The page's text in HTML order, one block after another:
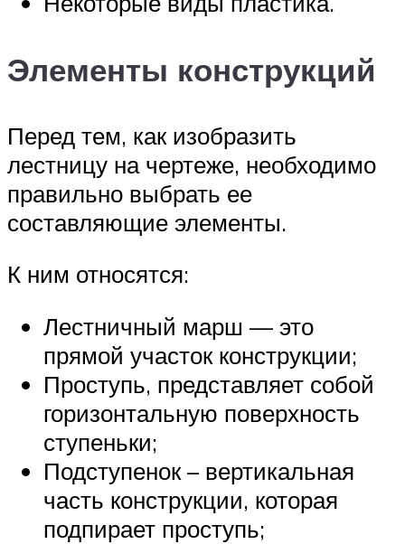
Элементы конструкций
Перед тем, как изобразить
лестницу на чертеже, необходимо
правильно выбрать ее
составляющие элементы.
К ним относятся:
Лестничный марш — это
прямой участок конструкции;
Проступь, представляет собой
горизонтальную поверхность
ступеньки;
Подступенок – вертикальная
часть конструкции, которая
подпирает проступь;